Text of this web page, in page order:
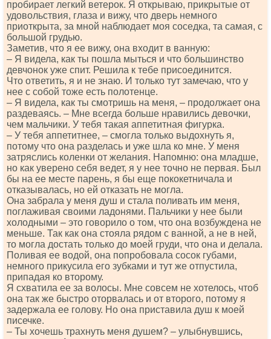
пробирает легкий ветерок. Я открываю, прикрытые от
удовольствия, глаза и вижу, что дверь немного
приоткрыта, за мной наблюдает моя соседка, та самая, с
большой грудью.
Заметив, что я ее вижу, она входит в ванную:
– Я видела, как ты пошла мыться и что большинство
девчонок уже спит. Решила к тебе присоединится.
Что ответить, я и не знаю. И только тут замечаю, что у
нее с собой тоже есть полотенце.
– Я видела, как ты смотришь на меня, – продолжает она
раздеваясь. – Мне всегда больше нравились девочки,
чем мальчики. У тебя такая аппетитная фигурка.
– У тебя аппетитнее, – смогла только выдохнуть я,
потому что она разделась и уже шла ко мне. У меня
затряслись коленки от желания. Напомню: она младше,
но как уверено себя ведет, я у нее точно не первая. Был
бы на ее месте парень, я бы еще пококетничала и
отказывалась, но ей отказать не могла.
Она забрала у меня душ и стала поливать им меня,
поглаживая своими ладонями. Пальчики у нее были
холодными – это говорило о том, что она возбуждена не
меньше. Так как она стояла рядом с ванной, а не в ней,
то могла достать только до моей груди, что она и делала.
Поливая ее водой, она попробовала сосок губами,
немного прикусила его зубками и тут же отпустила,
припадая ко второму.
Я схватила ее за волосы. Мне совсем не хотелось, чтоб
она так же быстро оторвалась и от второго, потому я
задержала ее голову. Но она приставила душ к моей
писечке.
– Ты хочешь трахнуть меня душем? – улыбнувшись,